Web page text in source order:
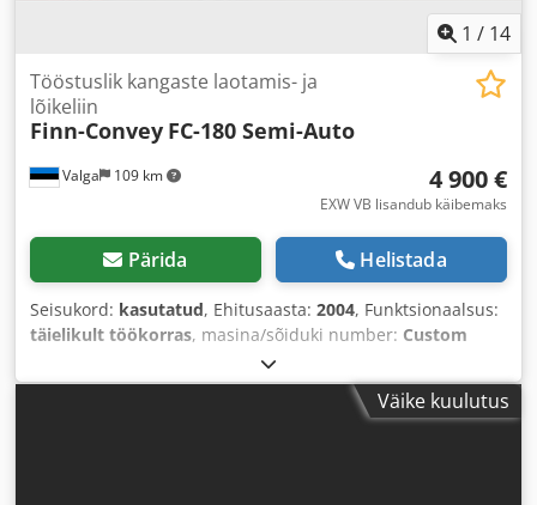
1 / 14
Valga 109 km
Tööstuslik kangaste laotamis- ja
lõikeliin
Finn-Convey FC-180 Semi-Auto
4 900 €
EXW VB lisandub käibemaks
Pärida Helistada
Seisukord: kasutatud, Ehitusaasta: 2004, Funktsionaalsus:
täielikult töökorras, masina/sõiduki number: Custom
kolmefaasiline
mm, kogupikkus:14 650 mm, sisendpinge:400 V,
1 800 mm,
Väike kuulutus